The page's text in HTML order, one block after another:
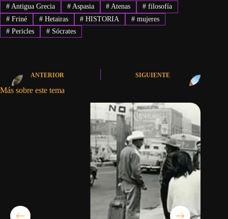
#Antigua Grecia #Aspasia # Atenas # filosofía
#Friné #Hetairas # HISTORIA # mujeres
#Pericles #Sócrates
ANTERIOR SIGUIENTE
Más sobre este tema